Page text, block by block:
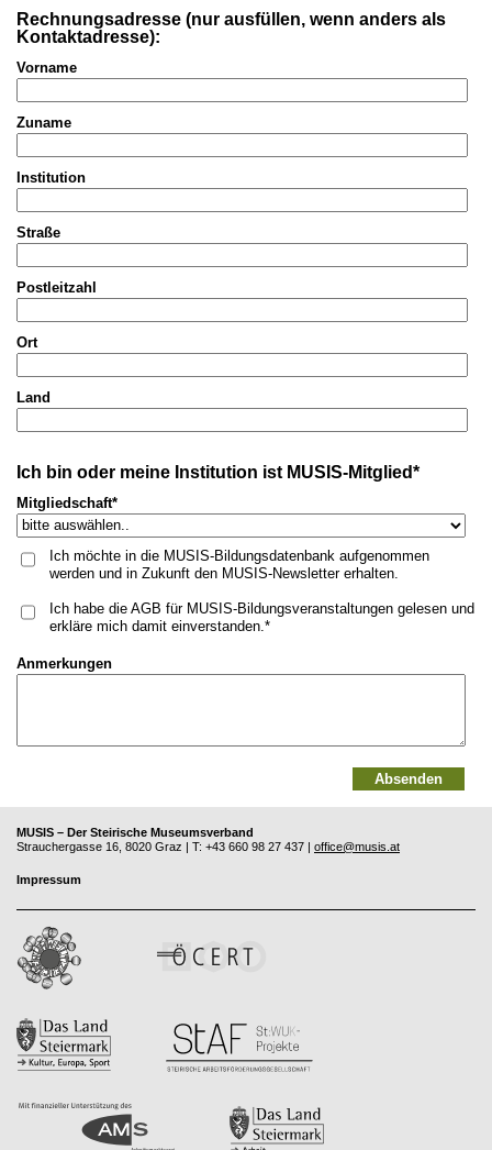
Rechnungsadresse (nur ausfüllen, wenn anders als
Kontaktadresse):
Vorname
Zuname
Institution
Straße
Postleitzahl
Ort
Land
Ich bin oder meine Institution ist MUSIS-Mitglied*
Mitgliedschaft*
Ich möchte in die MUSIS-Bildungsdatenbank aufgenommen
werden und in Zukunft den MUSIS-Newsletter erhalten.
Ich habe die AGB für MUSIS-Bildungsveranstaltungen gelesen und
erkläre mich damit einverstanden.
Anmerkungen
MUSIS – Der Steirische Museumsverband
Strauchergasse 16, 8020 Graz | T: +43 660 98 27 437 | office@musis.at
Impressum